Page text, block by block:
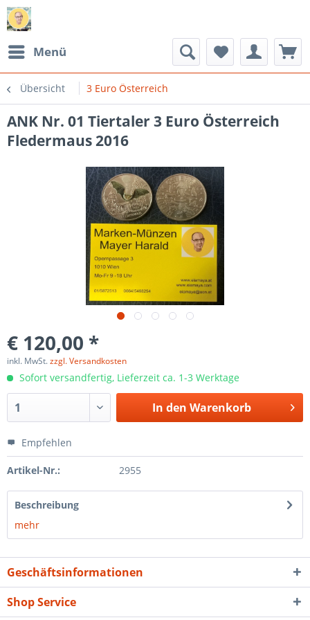
Menü
Übersicht 3 Euro Österreich
ANK Nr. 01 Tiertaler 3 Euro Österreich
Fledermaus 2016
€ 120,00 *
inkl. MwSt.zzgl. Versandkosten
Sofort versandfertig, Lieferzeit ca. 1-3 Werktage
In den Warenkorb
Empfehlen
Artikel-Nr.: 2955
Beschreibung
mehr
Geschäftsinformationen
Shop Service